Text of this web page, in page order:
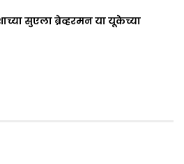
सुएला ब्रेव्हरमन या यूकेच्या